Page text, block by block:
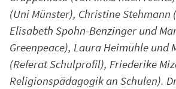
(Uni Münster), Christine Stehmann
Elisabeth Spohn-Benzinger und
Greenpeace), Laura Heimühle und
(Referat Schulprofil), Friederike
Religionspädagogik an Schulen).